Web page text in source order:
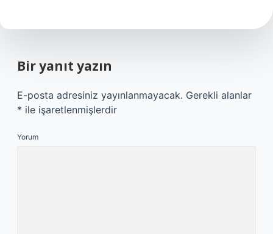
Bir yanıt yazın
E-posta adresiniz yayınlanmayacak. Gerekli alanlar
* ile işaretlenmişlerdir
Yorum